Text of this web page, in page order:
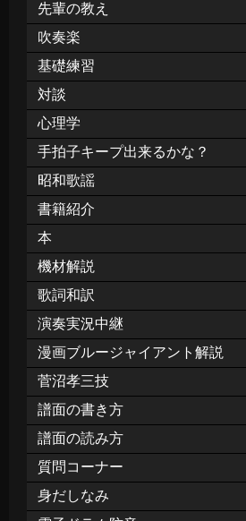
先輩の教え
吹奏楽
基礎練習
対談
心理学
手拍子キープ出来るかな？
昭和歌謡
書籍紹介
本
機材解説
歌詞和訳
演奏実況中継
漫画ブルージャイアント解説
菅沼孝三技
譜面の書き方
譜面の読み方
質問コーナー
身だしなみ